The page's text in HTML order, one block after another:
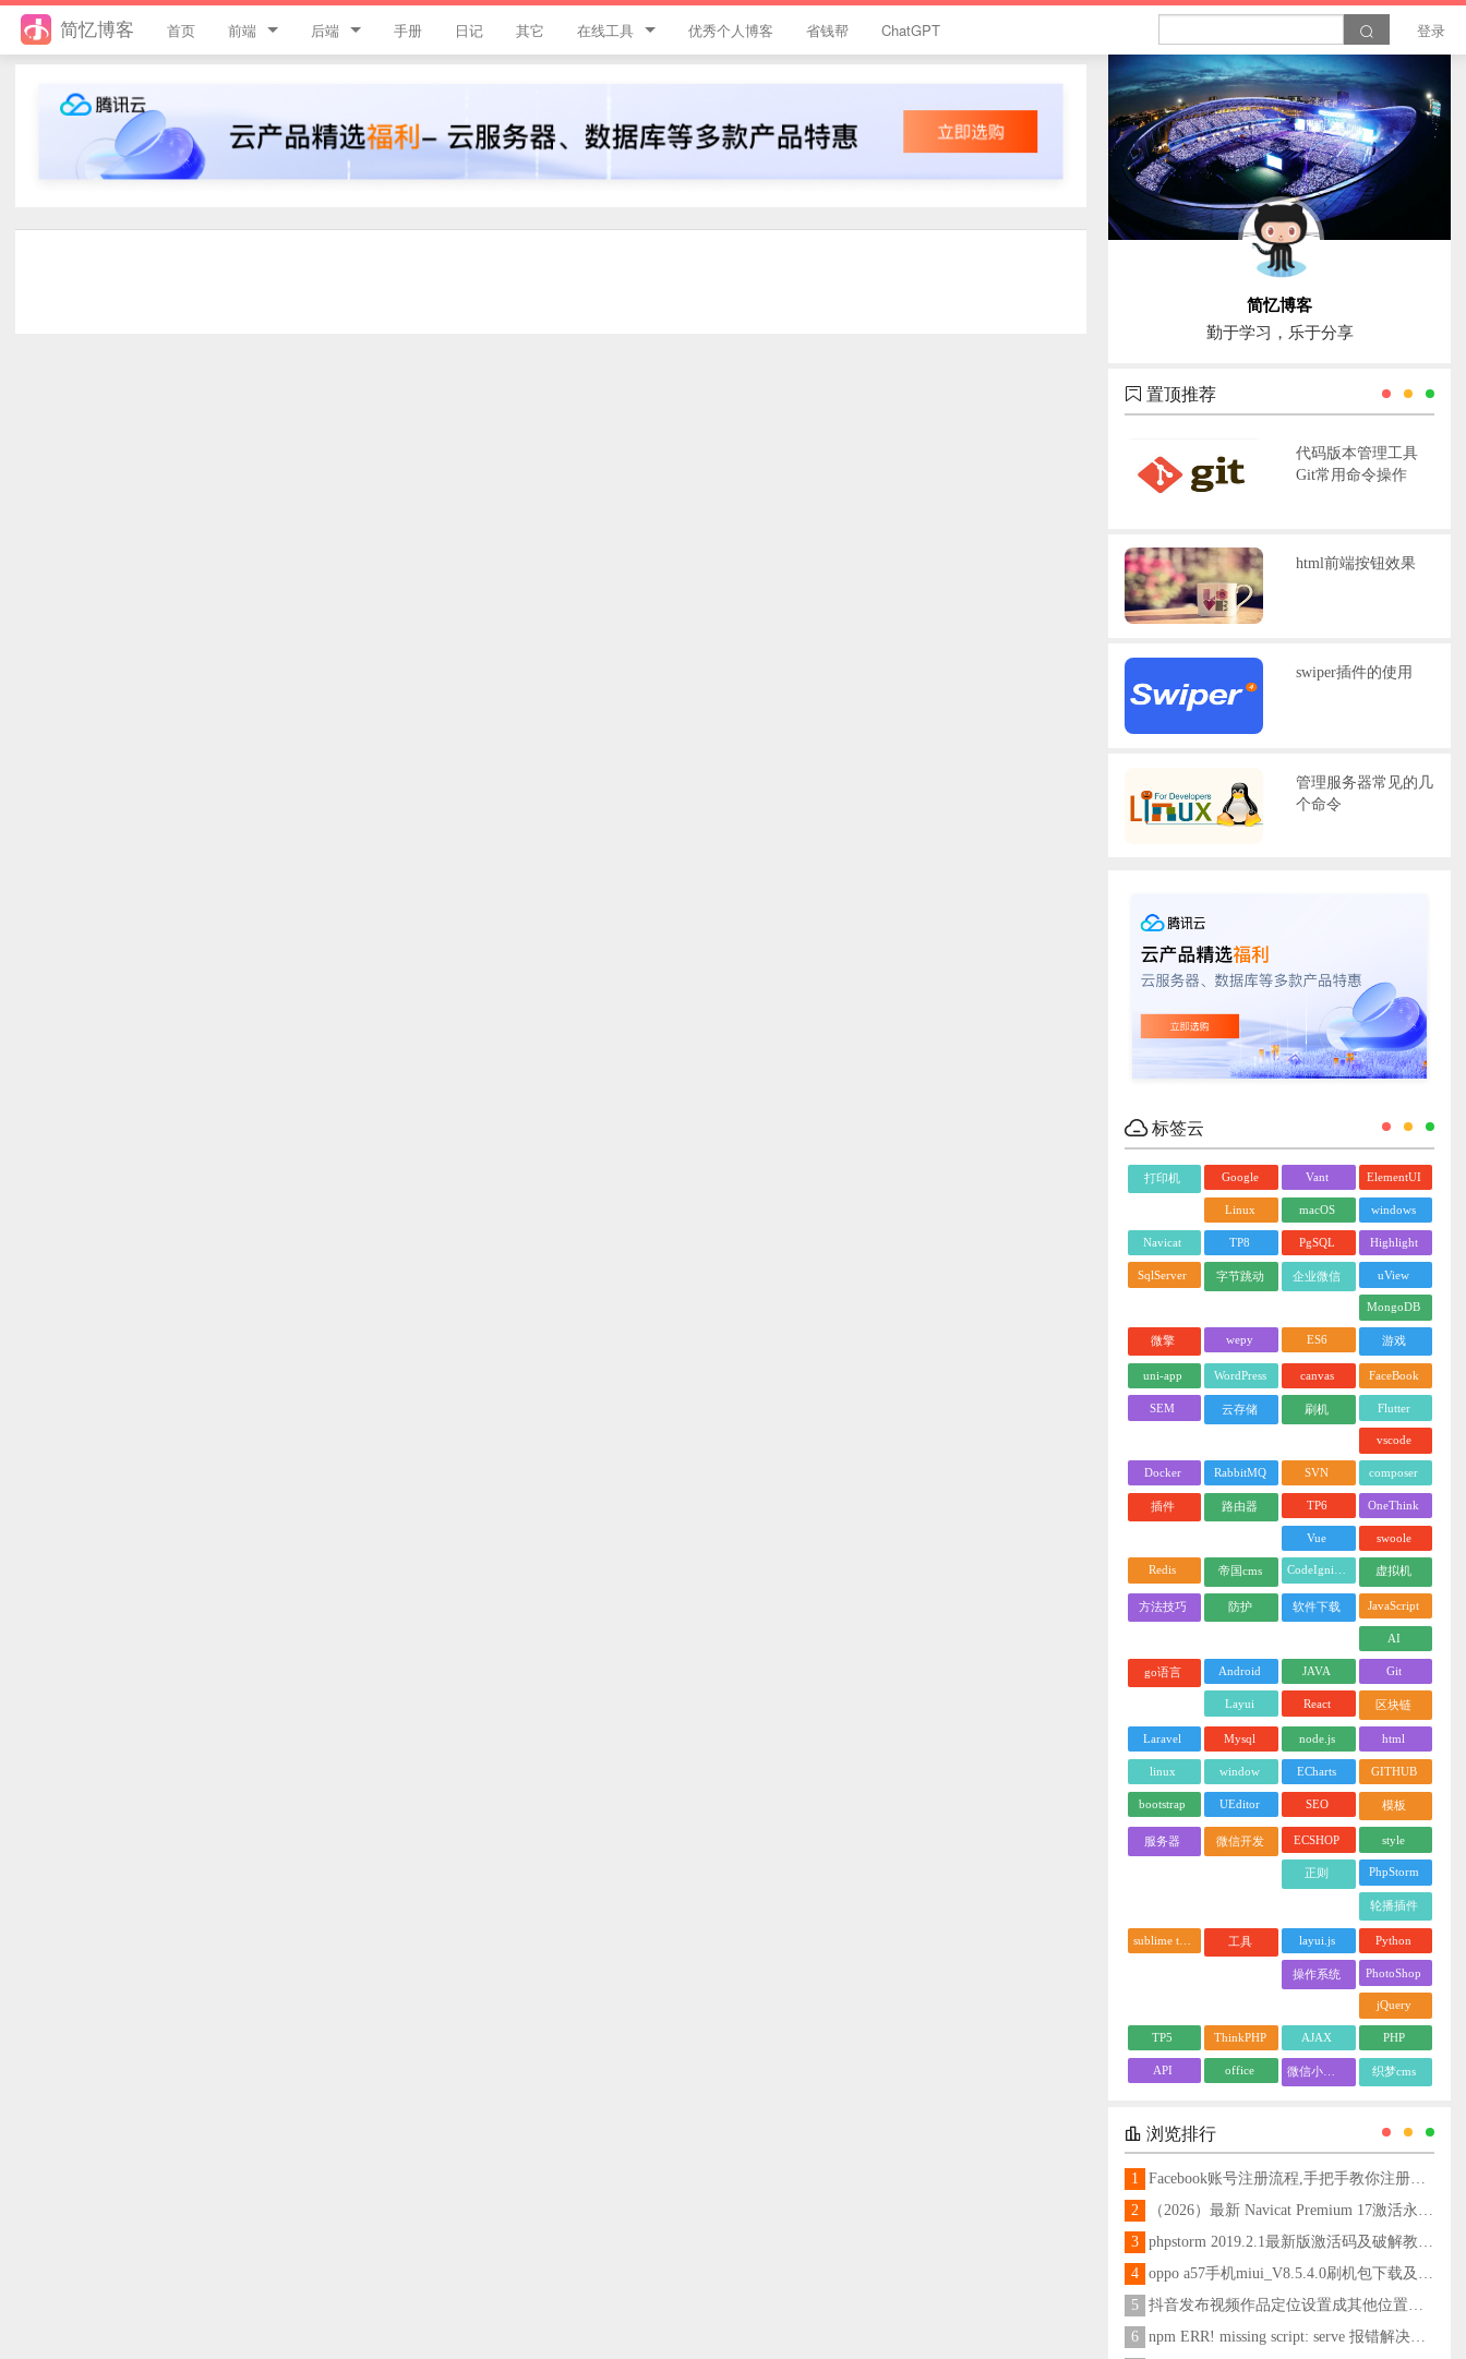
简忆博客 首页 前端
JavaScript
Style
Flutter
后端
ThinkPHP8
ThinkPHP6
ThinkPHP5
手册 日记 其它 在线工具
领优惠券
违禁词查询
JS加密
优秀个人博客 省钱帮 ChatGPT 登录
简忆博客
勤于学习，乐于分享
置顶推荐
代码版本管理工具
Git常用命令操作
html前端按钮效果
swiper插件的使用
管理服务器常见的几
个命令
标签云
打印机 Google Vant ElementUI
Linux macOS windows
Navicat TP8 PgSQL Highlight
SqlServer 字节跳动 企业微信 uView
MongoDB
微擎 wepy ES6 游戏
uni-app WordPress canvas FaceBook
SEM 云存储 刷机 Flutter
vscode
Docker RabbitMQ SVN composer
插件 路由器 TP6 OneThink
Vue swoole
Redis 帝国cms CodeIgniter 虚拟机
方法技巧 防护 软件下载 JavaScript
AI
go语言 Android JAVA Git
Layui React 区块链
Laravel Mysql node.js html
linux window ECharts GITHUB
bootstrap UEditor SEO 模板
服务器 微信开发 ECSHOP style
正则 PhpStorm
轮播插件
sublime text 工具 layui.js Python
操作系统 PhotoShop
jQuery
TP5 ThinkPHP AJAX PHP
API office 微信小程序 织梦cms
浏览排行
1
Facebook账号注册流程,手把手教你注册脸书账号
2
（2026）最新 Navicat Premium 17激活永久教程
3
phpstorm 2019.2.1最新版激活码及破解教程更新至2024
4
oppo a57手机miui_V8.5.4.0刷机包下载及刷机教程
5
抖音发布视频作品定位设置成其他位置方法
6
npm ERR! missing script: serve 报错解决方法